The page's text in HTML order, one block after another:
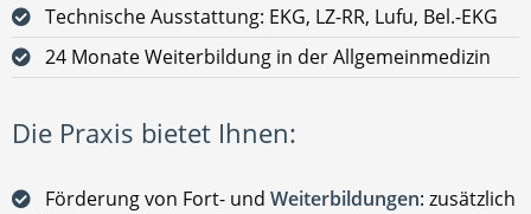
Technische Ausstattung: EKG, LZ-RR, Lufu, Bel.-EKG
24 Monate Weiterbildung in der Allgemeinmedizin
Die Praxis bietet Ihnen:
Förderung von Fort- und Weiterbildungen: zusätzlich